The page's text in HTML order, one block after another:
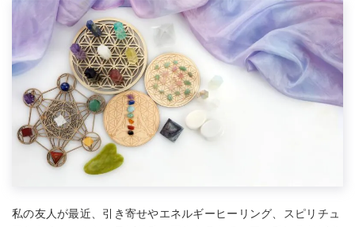
私の友人が最近、引き寄せやエネルギーヒーリング、スピリチュ